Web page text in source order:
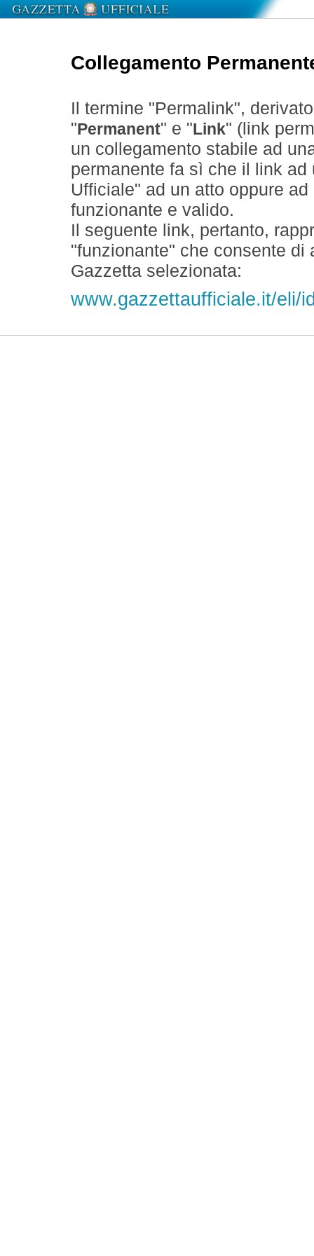
Collegamento
Il termine "Permalink",
" Permanent" e " Link" (link
un collegamento stabile ad
permanente fa sì che il link
Ufficiale" ad un atto oppure
funzionante e valido.
Il seguente link, pertanto,
"funzionante" che consente
Gazzetta selezionata:
www.gazzettaufficiale.it/eli/